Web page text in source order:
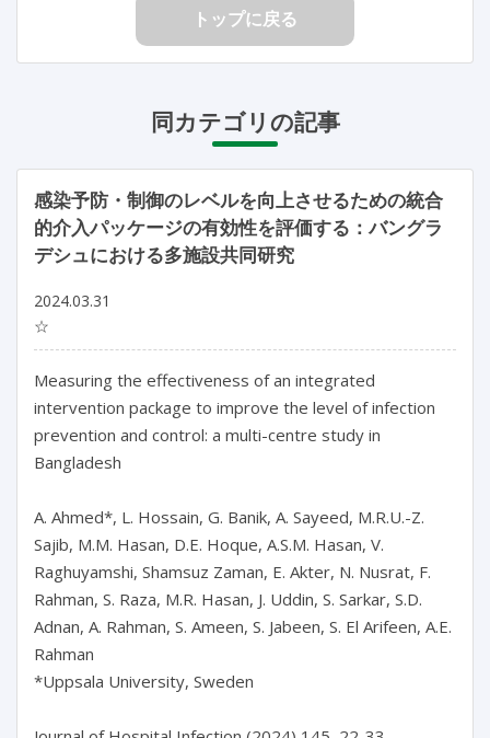
トップに戻る
同カテゴリの記事
感染予防・制御のレベルを向上させるための統合
的介入パッケージの有効性を評価する：バングラ
デシュにおける多施設共同研究
2024.03.31
☆
Measuring the effectiveness of an integrated
intervention package to improve the level of infection
prevention and control: a multi-centre study in
Bangladesh
A. Ahmed*, L. Hossain, G. Banik, A. Sayeed, M.R.U.-Z.
Sajib, M.M. Hasan, D.E. Hoque, A.S.M. Hasan, V.
Raghuyamshi, Shamsuz Zaman, E. Akter, N. Nusrat, F.
Rahman, S. Raza, M.R. Hasan, J. Uddin, S. Sarkar, S.D.
Adnan, A. Rahman, S. Ameen, S. Jabeen, S. El Arifeen, A.E.
Rahman
*Uppsala University, Sweden